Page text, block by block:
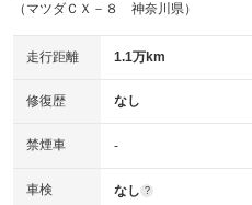
（マツダＣＸ－８ 神奈川県）
走行距離 1.1万km
修復歴 なし
禁煙車 -
車検 なし ?